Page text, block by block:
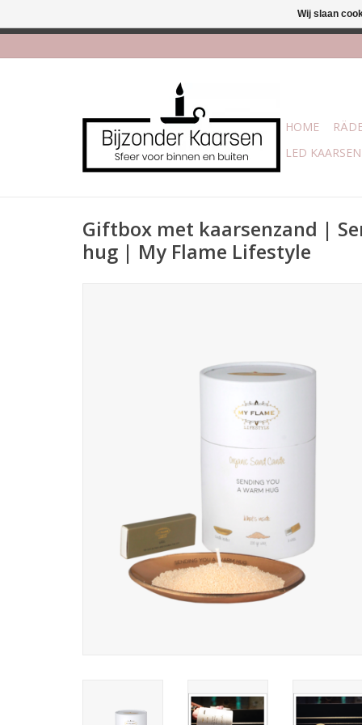
HOME
LED KAARSEN
Giftbox met kaarsenzand |
hug | My Flame Lifestyle
Wij slaan
Afhalen is